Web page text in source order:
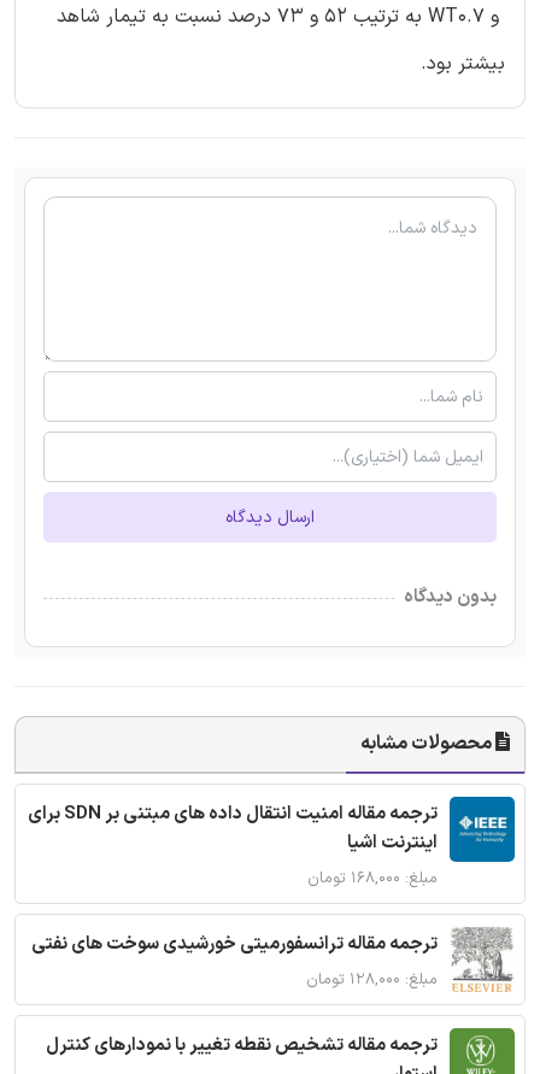
و WT0.7 به ترتیب 52 و 73 درصد نسبت به تیمار شاهد
بیشتر بود.
ارسال دیدگاه
بدون دیدگاه
محصولات مشابه
ترجمه مقاله امنیت انتقال داده های مبتنی بر SDN برای
اینترنت اشیا
مبلغ: ۱۶۸,۰۰۰ تومان
ترجمه مقاله ترانسفورمیتی خورشیدی سوخت های نفتی
مبلغ: ۱۲۸,۰۰۰ تومان
ترجمه مقاله تشخیص نقطه تغییر با نمودارهای کنترل